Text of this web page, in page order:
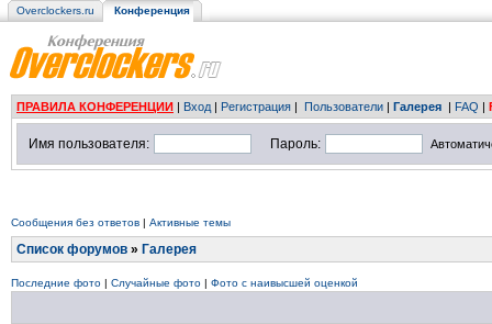
Overclockers.ru Конференция
ПРАВИЛА КОНФЕРЕНЦИИ | Вход | Регистрация | Пользователи | Галерея | FAQ |
Имя пользователя: Пароль:
Сообщения без ответов | Активные темы
Список форумов » Галерея
Последние фото | Случайные фото | Фото с наивысшей оценкой